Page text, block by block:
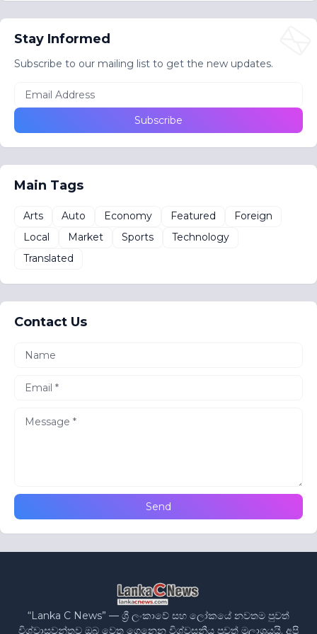
Stay Informed
Subscribe to our mailing list to get the new updates.
Main Tags
Arts Auto Economy Featured
Foreign
Local
Market Sports
Technology
Translated
Contact Us
“Lanka C News” — ශ්‍රී ලංකාවේ සහ ලෝකයේ නවතම පුවත්
විශ්වාසවන්තව ඔබ වෙත ගෙනෙන විශ්වසනීය පුවත් මූලාශ්‍රයයි. අපි